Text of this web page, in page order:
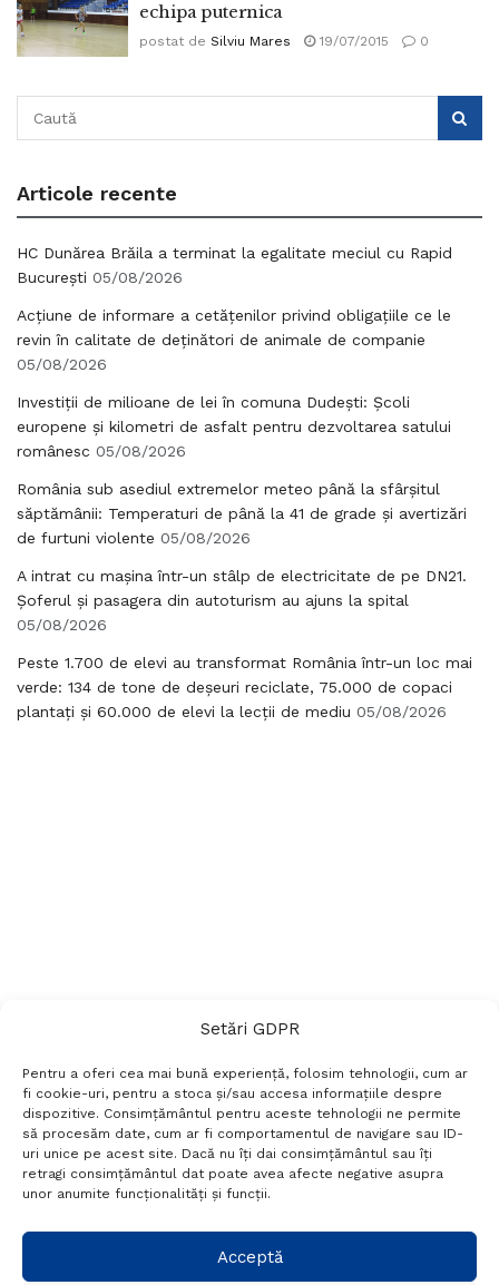
Setări GDPR
Pentru a oferi cea mai bună experiență, folosim tehnologii, cum ar
fi cookie-uri, pentru a stoca și/sau accesa informațiile despre
dispozitive. Consimțământul pentru aceste tehnologii ne permite
să procesăm date, cum ar fi comportamentul de navigare sau ID-
uri unice pe acest site. Dacă nu îți dai consimțământul sau îți
retragi consimțământul dat poate avea afecte negative asupra
unor anumite funcționalități și funcții.
Acceptă
echipa puternica
postat de Silviu Mares 19/07/2015 0
Articole recente
HC Dunărea Brăila a terminat la egalitate meciul cu Rapid
București 05/08/2026
Acțiune de informare a cetățenilor privind obligațiile ce le
revin în calitate de deținători de animale de companie
05/08/2026
Investiții de milioane de lei în comuna Dudești: Școli
europene și kilometri de asfalt pentru dezvoltarea satului
românesc 05/08/2026
România sub asediul extremelor meteo până la sfârșitul
săptămânii: Temperaturi de până la 41 de grade și avertizări
de furtuni violente 05/08/2026
A intrat cu mașina într-un stâlp de electricitate de pe DN21.
Șoferul și pasagera din autoturism au ajuns la spital
05/08/2026
Peste 1.700 de elevi au transformat România într-un loc mai
verde: 134 de tone de deșeuri reciclate, 75.000 de copaci
plantați și 60.000 de elevi la lecții de mediu 05/08/2026
Termeni si conditii
Politică de confidențialitate
Politica cookies
Setări GDPR
+40 788 760 194